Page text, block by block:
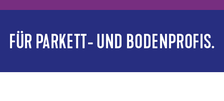
FÜR PARKETT- UND BODENPROFIS.